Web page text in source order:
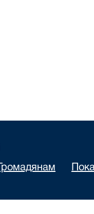
Громадянам